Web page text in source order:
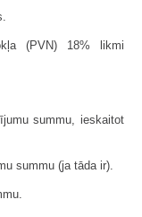
(PVN) 18% likmi
summu, ieskaitot
summu (ja tāda ir).